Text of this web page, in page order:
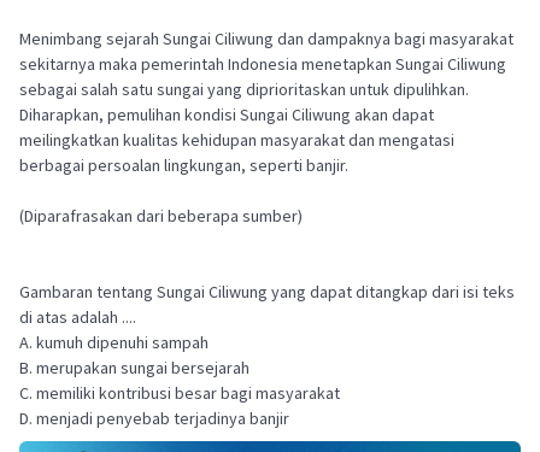
Menimbang sejarah Sungai Ciliwung dan dampaknya bagi masyarakat
sekitarnya maka pemerintah Indonesia menetapkan Sungai Ciliwung
sebagai salah satu sungai yang diprioritaskan untuk dipulihkan.
Diharapkan, pemulihan kondisi Sungai Ciliwung akan dapat
meilingkatkan kualitas kehidupan masyarakat dan mengatasi
berbagai persoalan lingkungan, seperti banjir.
(Diparafrasakan dari beberapa sumber)
Gambaran tentang Sungai Ciliwung yang dapat ditangkap dari isi teks
di atas adalah ....
A. kumuh dipenuhi sampah
B. merupakan sungai bersejarah
C. memiliki kontribusi besar bagi masyarakat
D. menjadi penyebab terjadinya banjir